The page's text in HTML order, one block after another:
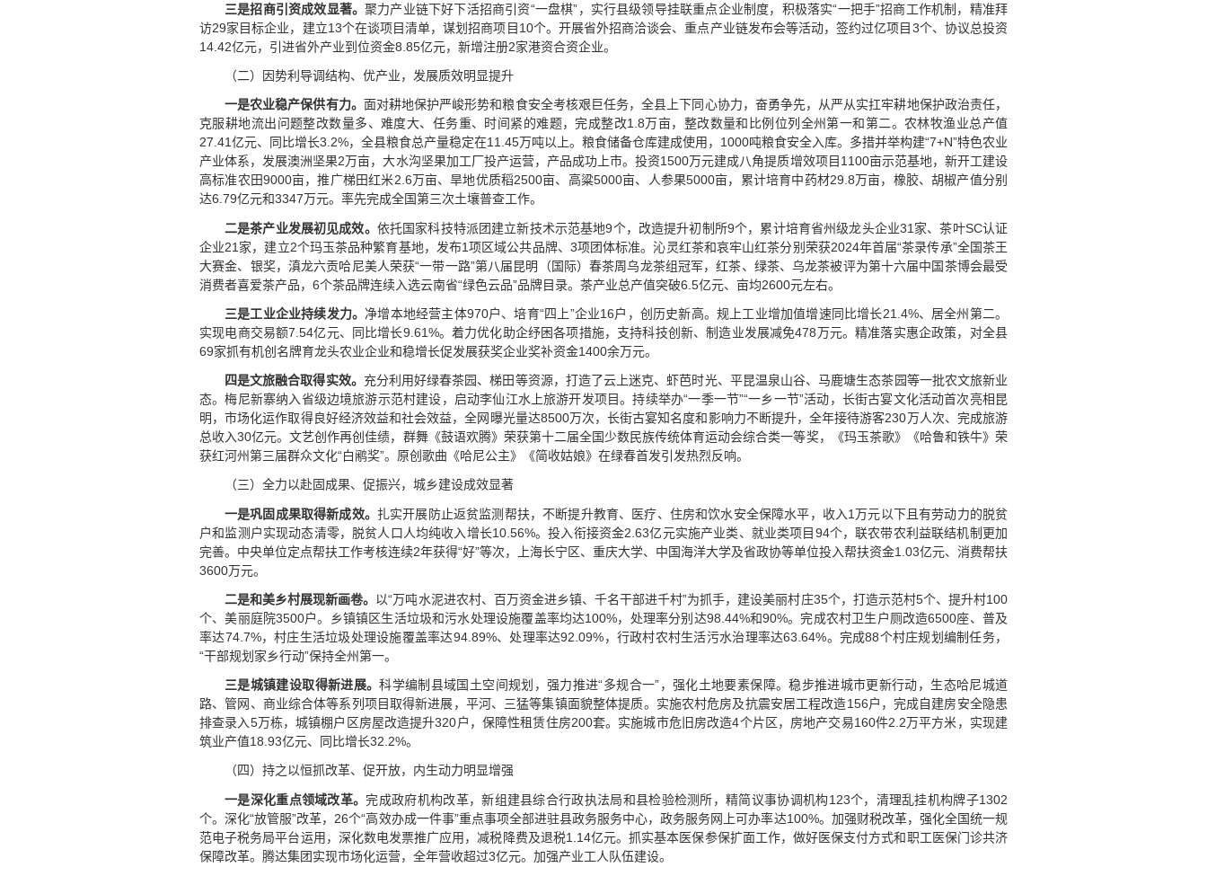
三是招商引资成效显著。聚力产业链下好下活招商引资“一盘棋”，实行县级领导挂联重点企业制度，积极落实“一把手”招商工作机制，精准拜
访29家目标企业，建立13个在谈项目清单，谋划招商项目10个。开展省外招商洽谈会、重点产业链发布会等活动，签约过亿项目3个、协议总投资
14.42亿元，引进省外产业到位资金8.85亿元，新增注册2家港资合资企业。
（二）因势利导调结构、优产业，发展质效明显提升
一是农业稳产保供有力。 面对耕地保护严峻形势和粮食安全考核艰巨任务，全县上下同心协力，奋勇争先，从严从实扛牢耕地保护政治责任，
克服耕地流出问题整改数量多、难度大、任务重、时间紧的难题，完成整改1.8万亩，整改数量和比例位列全州第一和第二。农林牧渔业总产值
27.41亿元、同比增长3.2%，全县粮食总产量稳定在11.45万吨以上。粮食储备仓库建成使用，1000吨粮食安全入库。多措并举构建“7+N”特色农业
产业体系，发展澳洲坚果2万亩，大水沟坚果加工厂投产运营，产品成功上市。投资1500万元建成八角提质增效项目1100亩示范基地，新开工建设
高标准农田9000亩，推广梯田红米2.6万亩、旱地优质稻2500亩、高粱5000亩、人参果5000亩，累计培育中药材29.8万亩，橡胶、胡椒产值分别
达6.79亿元和3347万元。率先完成全国第三次土壤普查工作。
二是茶产业发展初见成效。 依托国家科技特派团建立新技术示范基地9个，改造提升初制所9个，累计培育省州级龙头企业31家、茶叶SC认证
企业21家，建立2个玛玉茶品种繁育基地，发布1项区域公共品牌、3项团体标准。沁灵红茶和哀牢山红茶分别荣获2024年首届“茶录传承”全国茶王
大赛金、银奖，滇龙六贡哈尼美人荣获“一带一路”第八届昆明（国际）春茶周乌龙茶组冠军，红茶、绿茶、乌龙茶被评为第十六届中国茶博会最受
消费者喜爱茶产品，6个茶品牌连续入选云南省“绿色云品”品牌目录。茶产业总产值突破6.5亿元、亩均2600元左右。
三是工业企业持续发力。 净增本地经营主体970户、培育“四上”企业16户，创历史新高。规上工业增加值增速同比增长21.4%、居全州第二。
实现电商交易额7.54亿元、同比增长9.61%。着力优化助企纾困各项措施，支持科技创新、制造业发展减免478万元。精准落实惠企政策，对全县
69家抓有机创名牌育龙头农业企业和稳增长促发展获奖企业奖补资金1400余万元。
四是文旅融合取得实效。 充分利用好绿春茶园、梯田等资源，打造了云上迷克、虾芭时光、平昆温泉山谷、马鹿塘生态茶园等一批农文旅新业
态。梅尼新寨纳入省级边境旅游示范村建设，启动李仙江水上旅游开发项目。持续举办“一季一节”“一乡一节”活动，长街古宴文化活动首次亮相昆
明，市场化运作取得良好经济效益和社会效益，全网曝光量达8500万次，长街古宴知名度和影响力不断提升，全年接待游客230万人次、完成旅游
总收入30亿元。文艺创作再创佳绩，群舞《鼓语欢腾》荣获第十二届全国少数民族传统体育运动会综合类一等奖，《玛玉茶歌》《哈鲁和铁牛》荣
获红河州第三届群众文化“白鹇奖”。原创歌曲《哈尼公主》《简收姑娘》在绿春首发引发热烈反响。
（三）全力以赴固成果、促振兴，城乡建设成效显著
一是巩固成果取得新成效。 扎实开展防止返贫监测帮扶，不断提升教育、医疗、住房和饮水安全保障水平，收入1万元以下且有劳动力的脱贫
户和监测户实现动态清零，脱贫人口人均纯收入增长10.56%。投入衔接资金2.63亿元实施产业类、就业类项目94个，联农带农利益联结机制更加
完善。中央单位定点帮扶工作考核连续2年获得“好”等次，上海长宁区、重庆大学、中国海洋大学及省政协等单位投入帮扶资金1.03亿元、消费帮扶
3600万元。
二是和美乡村展现新画卷。 以“万吨水泥进农村、百万资金进乡镇、千名干部进千村”为抓手，建设美丽村庄35个，打造示范村5个、提升村100
个、美丽庭院3500户。乡镇镇区生活垃圾和污水处理设施覆盖率均达100%，处理率分别达98.44%和90%。完成农村卫生户厕改造6500座、普及
率达74.7%，村庄生活垃圾处理设施覆盖率达94.89%、处理率达92.09%，行政村农村生活污水治理率达63.64%。完成88个村庄规划编制任务，
“干部规划家乡行动”保持全州第一。
三是城镇建设取得新进展。科学编制县域国土空间规划，强力推进“多规合一”，强化土地要素保障。稳步推进城市更新行动，生态哈尼城道
路、管网、商业综合体等系列项目取得新进展，平河、三猛等集镇面貌整体提质。实施农村危房及抗震安居工程改造156户，完成自建房安全隐患
排查录入5万栋，城镇棚户区房屋改造提升320户，保障性租赁住房200套。实施城市危旧房改造4个片区，房地产交易160件2.2万平方米，实现建
筑业产值18.93亿元、同比增长32.2%。
（四）持之以恒抓改革、促开放，内生动力明显增强
一是深化重点领域改革。完成政府机构改革，新组建县综合行政执法局和县检验检测所，精简议事协调机构123个，清理乱挂机构牌子1302
个。深化“放管服”改革，26个“高效办成一件事”重点事项全部进驻县政务服务中心，政务服务网上可办率达100%。加强财税改革，强化全国统一规
范电子税务局平台运用，深化数电发票推广应用，减税降费及退税1.14亿元。抓实基本医保参保扩面工作，做好医保支付方式和职工医保门诊共济
保障改革。腾达集团实现市场化运营，全年营收超过3亿元。加强产业工人队伍建设。